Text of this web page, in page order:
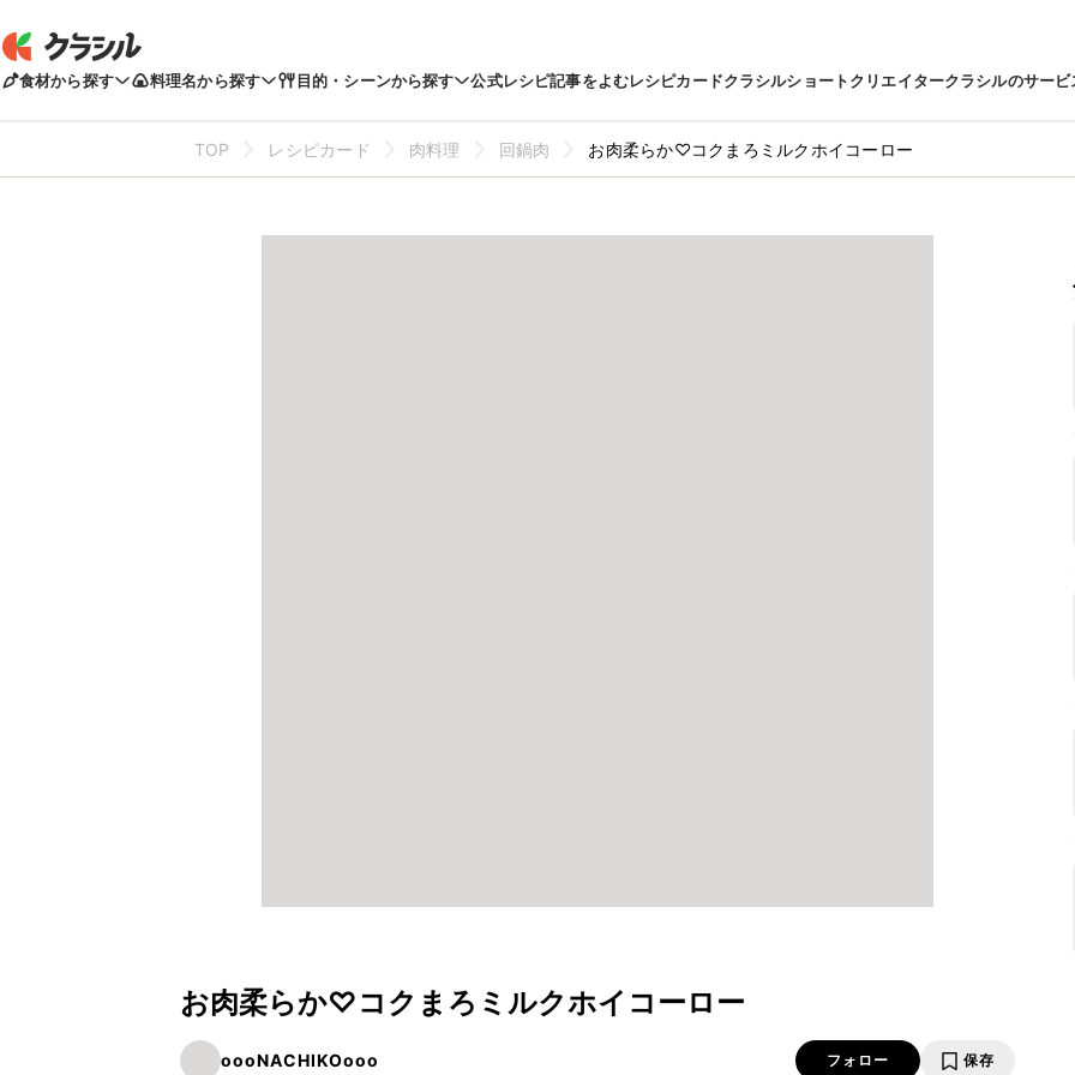
食材から探す 料理名から探す 目的・シーンから探す 公式レシピ記事をよむレシピカードクラシルショートクリエイタークラシルのサービ
TOP レシピカード 肉料理 回鍋肉 お肉柔らか♡コクまろミルクホイコーロー
お肉柔らか♡コクまろミルクホイコーロー
oooNACHIKOooo フォロー 保存